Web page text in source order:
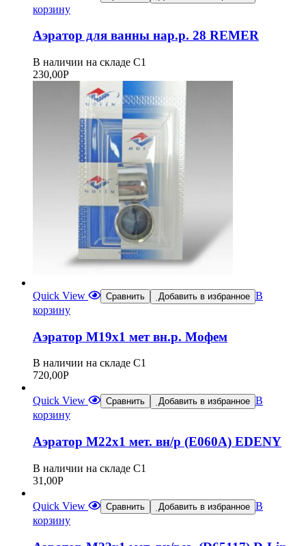
корзину
Аэратор для ванны нар.р. 28 REMER
В наличии на складе С1
230,00Р
Quick View Сравнить Добавить в избранное В
корзину
Аэратор М19х1 мет вн.р. Мофем
В наличии на складе С1
720,00Р
Quick View Сравнить Добавить в избранное В
корзину
Аэратор М22х1 мет. вн/р (Е060А) EDENY
В наличии на складе С1
31,00Р
Quick View Сравнить Добавить в избранное В
корзину